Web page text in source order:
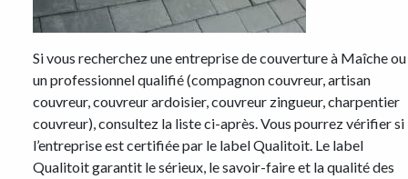
Si vous recherchez une entreprise de couverture à Maîche ou
un professionnel qualifié (compagnon couvreur, artisan
couvreur, couvreur ardoisier, couvreur zingueur, charpentier
couvreur), consultez la liste ci-après. Vous pourrez vérifier si
l’entreprise est certifiée par le label Qualitoit. Le label
Qualitoit garantit le sérieux, le savoir-faire et la qualité des